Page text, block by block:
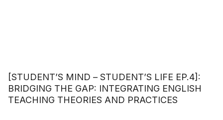
[STUDENT’S MIND – STUDENT’S LIFE EP.4]:
BRIDGING THE GAP: INTEGRATING ENGLISH
TEACHING THEORIES AND PRACTICES